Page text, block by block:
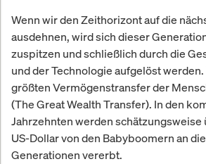
Wenn wir den Zeithorizont auf die
ausdehnen, wird sich dieser
zuspitzen und schließlich durch die
und der Technologie aufgelöst
größten Vermögenstransfer der
(The Great Wealth Transfer). In den
Jahrzehnten werden
US-Dollar von den Babyboomern an
Generationen vererbt.